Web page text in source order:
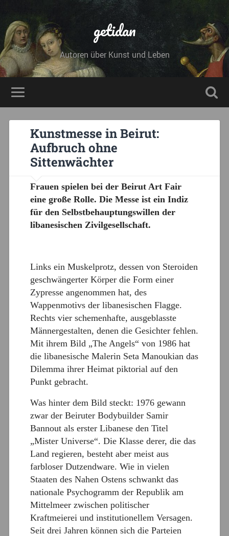
getidan
Autoren über Kunst und Leben
Kunstmesse in Beirut:
Aufbruch ohne
Sittenwächter
Frauen spielen bei der Beirut Art Fair
eine große Rolle. Die Messe ist ein Indiz
für den Selbstbehauptungswillen der
libanesischen Zivilgesellschaft.
Links ein Muskelprotz, dessen von Steroiden
geschwängerter Körper die Form einer
Zypresse angenommen hat, des
Wappenmotivs der libanesischen Flagge.
Rechts vier schemenhafte, ausgeblasste
Männergestalten, denen die Gesichter fehlen.
Mit ihrem Bild „The Angels“ von 1986 hat
die libanesische Malerin Seta Manoukian das
Dilemma ihrer Heimat piktorial auf den
Punkt gebracht.
Was hinter dem Bild steckt: 1976 gewann
zwar der Beiruter Bodybuilder Samir
Bannout als erster Libanese den Titel
„Mister Universe“. Die Klasse derer, die das
Land regieren, besteht aber meist aus
farbloser Dutzendware. Wie in vielen
Staaten des Nahen Ostens schwankt das
nationale Psychogramm der Republik am
Mittelmeer zwischen politischer
Kraftmeierei und institutionellem Versagen.
Seit drei Jahren können sich die Parteien